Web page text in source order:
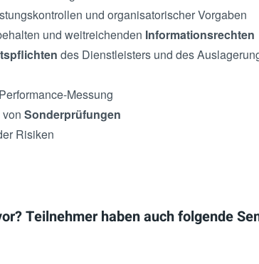
und organisatorischer Vorgaben
und weitreichenden Informationsrechten
des Dienstleisters und des
Messung
Sonderprüfungen
Risiken
Teilnehmer haben auch folgende